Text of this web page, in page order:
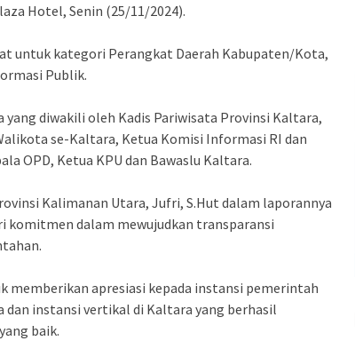
Hotel, Senin (25/11/2024).
untuk kategori Perangkat Daerah Kabupaten/Kota,
Publik.‍
diwakili oleh Kadis Pariwisata Provinsi Kaltara,
se-Kaltara, Ketua Komisi Informasi RI dan
OPD, Ketua KPU dan Bawaslu Kaltara.‍
Kalimanan Utara, Jufri, S.Hut dalam laporannya
komitmen dalam mewujudkan transparansi
memberikan apresiasi kepada instansi pemerintah
instansi vertikal di Kaltara yang berhasil
baik.